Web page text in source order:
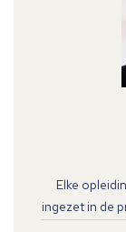
Elke
ingezet in de